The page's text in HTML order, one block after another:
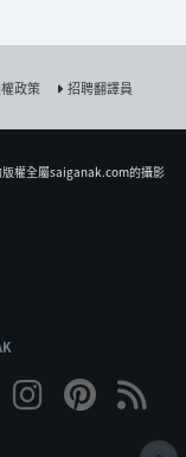
政策 招聘翻譯員
權全屬saiganak.com的攝影